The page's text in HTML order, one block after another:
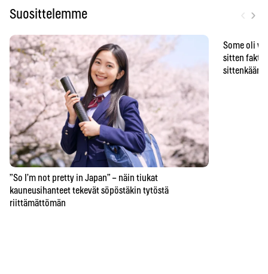
Suosittelemme ›
”So I’m not pretty in Japan” – näin tiukat
kauneusihanteet tekevät söpöstäkin tytöstä
riittämättömän
Some oli
sitten
sittenkään